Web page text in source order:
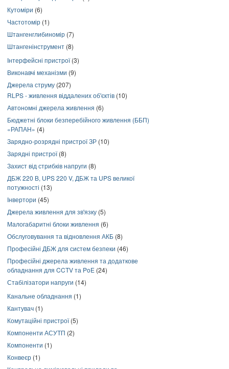
Кутоміри (6)
Частотомір (1)
Штангенглибиномір (7)
Штангенінструмент (8)
Інтерфейсні пристрої(3)
Виконавчі механізми (9)
Джерела струму (207)
RLPS - живлення віддалених об'єктів (10)
Автономні джерела живлення (6)
Бюджетні блоки безперебійного живлення (ББП)
«РАПАН» (4)
Зарядно-розрядні пристрої ЗР (10)
Зарядні пристрої(8)
Захист від стрибків напруги (8)
ДБЖ 220 В, UPS 220 V, ДБЖ та UPS великої
потужності (13)
Інвертори (45)
Джерела живлення для зв'язку (5)
Малогабаритні блоки живлення (6)
Обслуговування та відновлення АКБ (8)
Професійні ДБЖ для систем безпеки (46)
Професійні джерела живлення та додаткове
обладнання для CCTV та PoE (24)
Стабілізатори напруги (14)
Канальне обладнання (1)
Кантувач (1)
Комутаційні пристрої(5)
Компоненти АСУТП (2)
Компоненти (1)
Конвеєр (1)